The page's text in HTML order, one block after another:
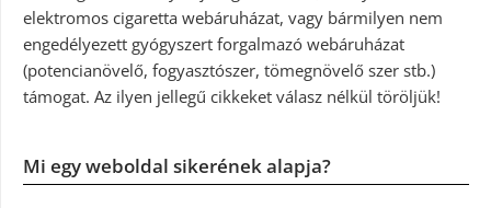
elektromos cigaretta webáruházat, vagy bármilyen nem
engedélyezett gyógyszert forgalmazó webáruházat
(potencianövelő, fogyasztószer, tömegnövelő szer stb.)
támogat. Az ilyen jellegű cikkeket válasz nélkül töröljük!
Mi egy weboldal sikerének alapja?